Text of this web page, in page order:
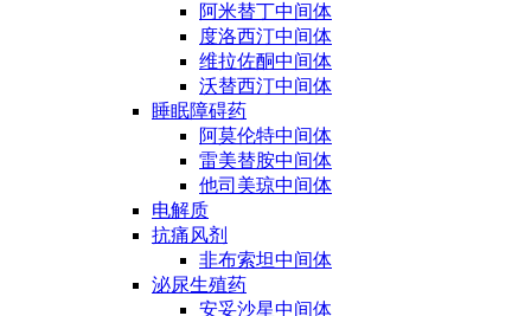
阿米替丁中间体
度洛西汀中间体
维拉佐酮中间体
沃替西汀中间体
睡眠障碍药
阿莫伦特中间体
雷美替胺中间体
他司美琼中间体
电解质
抗痛风剂
非布索坦中间体
泌尿生殖药
安妥沙星中间体